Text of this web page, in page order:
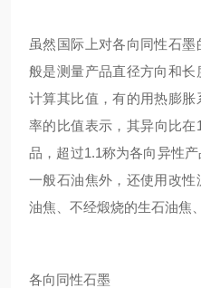
虽然国际上对各向同性石
般是测量产品直径方向和
计算其比值，有的用热膨
率的比值表示，其异向比
品，超过1.1称为各向异性
一般石油焦外，还使用改
油焦、不经煅烧的生石油焦
各向同性石墨